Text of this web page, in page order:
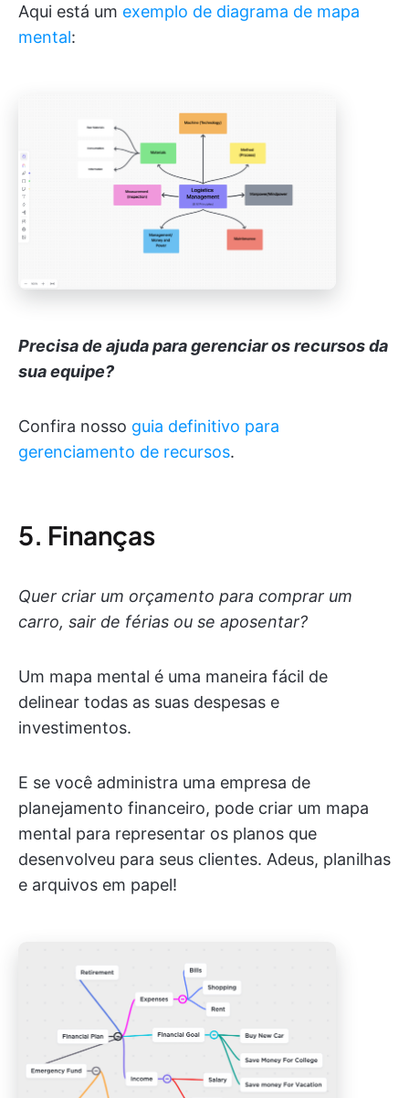
Aqui está um exemplo de diagrama de mapa
mental:
Precisa de ajuda para gerenciar os recursos da
sua equipe?
Confira nosso guia definitivo para
gerenciamento de recursos.
5. Finanças
Quer criar um orçamento para comprar um
carro, sair de férias ou se aposentar?
Um mapa mental é uma maneira fácil de
delinear todas as suas despesas e
investimentos.
E se você administra uma empresa de
planejamento financeiro, pode criar um mapa
mental para representar os planos que
desenvolveu para seus clientes. Adeus, planilhas
e arquivos em papel!